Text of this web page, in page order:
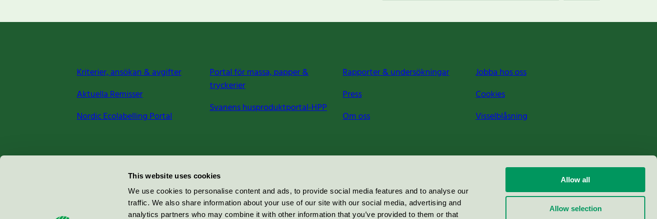
This website uses cookies
We use cookies to personalise content and ads, to provide social media features and to analyse our
traffic. We also share information about your use of our site with our social media, advertising and
analytics partners who may combine it with other information that you’ve provided to them or that
Allow all
Allow selection
Kriterier, ansökan & avgifter
Aktuella Remisser
Nordic Ecolabelling Portal
Portal för massa, papper &
tryckerier
Svanens husproduktportal-HPP
Rapporter & undersökningar
Press
Om oss
Jobba hos oss
Cookies
Visselblåsning
Miljömärkning Sverige AB
100 64